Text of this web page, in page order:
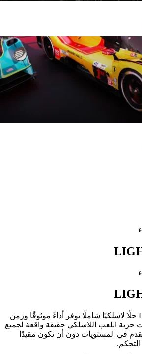
تُعدّ تقنية LIGHTSPEED حلًا لاسلكيًا شاملًا يوفر أداءً موثوقًا وزمن
حرية اللعب اللاسلكي حقيقة واقعة لجميع
في المستويات دون أن تكون مقيدًا
التحكم.